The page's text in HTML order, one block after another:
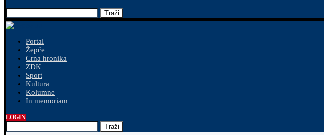
Traži
Portal
Žepče
Crna hronika
ZDK
Sport
Kultura
Kolumne
In memoriam
LOGIN
Traži